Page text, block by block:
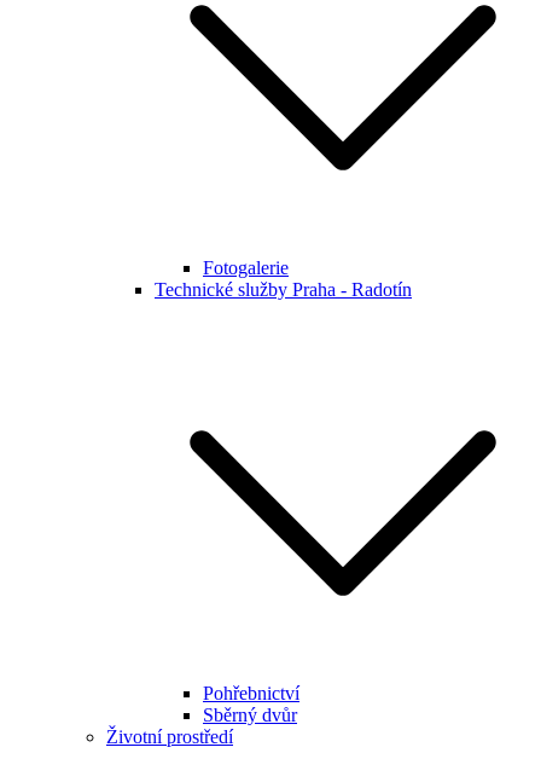
Fotogalerie
Technické služby Praha - Radotín
Pohřebnictví
Sběrný dvůr
Životní prostředí